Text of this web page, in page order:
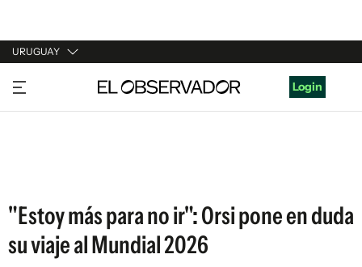
URUGUAY
URUGUAY
ARGENTINA
Login
"Estoy más para no ir": Orsi pone en duda
su viaje al Mundial 2026